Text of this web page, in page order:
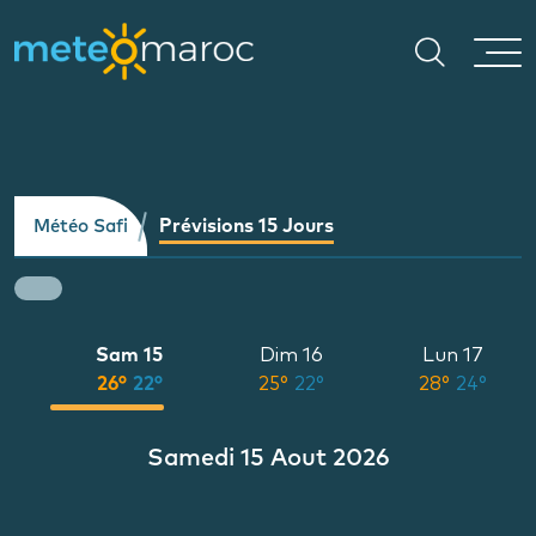
Météo Safi Prévisions 15 Jours
Sam 15
26° 22°
Dim 16
25° 22°
Lun 17
28° 24°
Samedi 15 Aout 2026